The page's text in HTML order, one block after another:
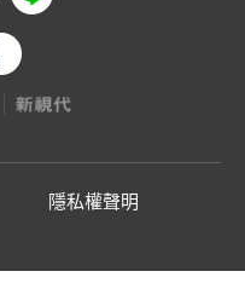
隱私權聲明